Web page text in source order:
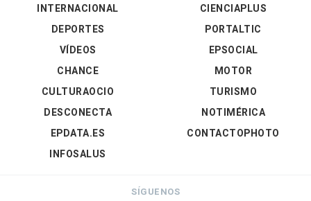
INTERNACIONAL
DEPORTES
VÍDEOS
CIENCIAPLUS
PORTALTIC
EPSOCIAL
CHANCE
CULTURAOCIO
DESCONECTA
EPDATA.ES
INFOSALUS
MOTOR
TURISMO
NOTIMÉRICA
CONTACTOPHOTO
SÍGUENOS